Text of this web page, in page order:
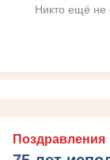
Никто ещё не
Поздравления